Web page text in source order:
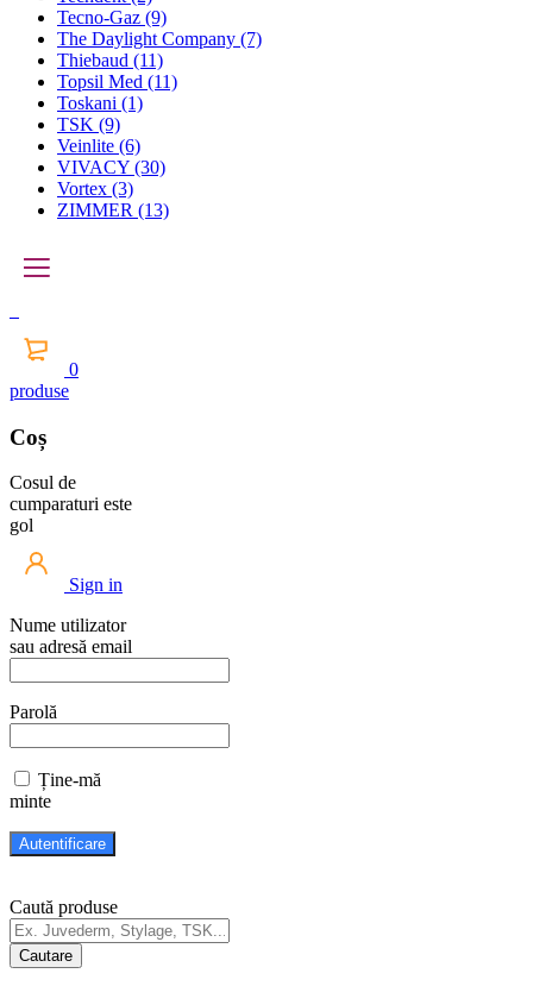
Tecno-Gaz (9)
The Daylight Company (7)
Thiebaud (11)
Topsil Med (11)
Toskani (1)
TSK (9)
Veinlite (6)
VIVACY (30)
Vortex (3)
ZIMMER (13)
0
produse
Coș
Cosul de
cumparaturi este
gol
Sign in
Nume utilizator
sau adresă email
Parolă
Ține-mă
minte
Caută produse